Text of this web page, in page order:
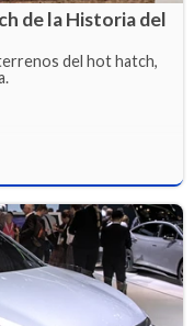
de la Historia del
del hot hatch,